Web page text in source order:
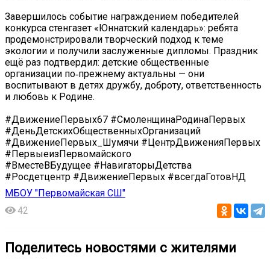
Завершилось событие награждением победителей
конкурса стенгазет «Юннатский календарь»: ребята
продемонстрировали творческий подход к теме
экологии и получили заслуженные дипломы. Праздник
ещё раз подтвердил: детские общественные
организации по‑прежнему актуальны — они
воспитывают в детях дружбу, доброту, ответственность
и любовь к Родине.
#ДвижениеПервых67 #СмоленщинаРодинаПервых
#ДеньДетскихОбщественныхОрганизаций
#ДвижениеПервых_Шумячи #ЦентрДвиженияПервых
#ПервыеизПервомайского
#ВместеВБудущее #НавигаторыДетства
#Росдетцентр #ДвижениеПервых #всегдаГотовНД
МБОУ "Первомайская СШ"
42
Поделитесь новостями с жителями